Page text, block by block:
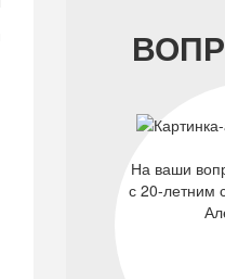
На ваши
с 20-летним